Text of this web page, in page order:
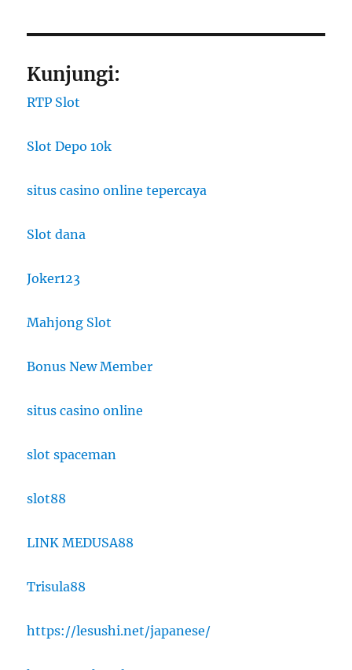
Kunjungi:
RTP Slot
Slot Depo 10k
situs casino online tepercaya
Slot dana
Joker123
Mahjong Slot
Bonus New Member
situs casino online
slot spaceman
slot88
LINK MEDUSA88
Trisula88
https://lesushi.net/japanese/